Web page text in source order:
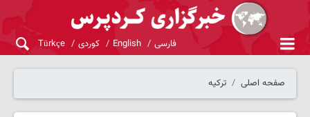
فارسی English کوردی Türkçe
صفحه اصلی ترکیه